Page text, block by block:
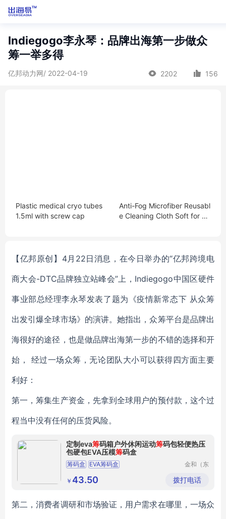
Indiegogo李永琴：品牌出海第一步做众
筹一举多得
亿邦动力网/ 2022-04-19 2202 156
Plastic medical cryo tubes
1.5ml with screw cap
Anti-Fog Microfiber Reusabl
e Cleaning Cloth Soft for Fu
【亿邦原创】4月22日消息，在今日举办的“亿邦跨境电
商大会-DTC品牌独立站峰会”上，Indiegogo中国区硬件
事业部总经理李永琴发表了题为《疫情新常态下 从众筹
出发引爆全球市场》的演讲。她指出，众筹平台是品牌出
海很好的途径，也是做品牌出海第一步的不错的选择和开
始， 经过一场众筹，无论团队大小可以获得四方面主要
利好：
第一，筹集生产资金，先拿到全球用户的预付款，这个过
程当中没有任何的压货风险。
定制eva筹码箱户外休闲运动筹码包轻便热压
包硬包EVA压模筹码盒
筹码盒 EVA筹码盒
金和（东
制品有限
公司
￥ 43.50 拨打电话
第二，消费者调研和市场验证，用户需求在哪里，一场众